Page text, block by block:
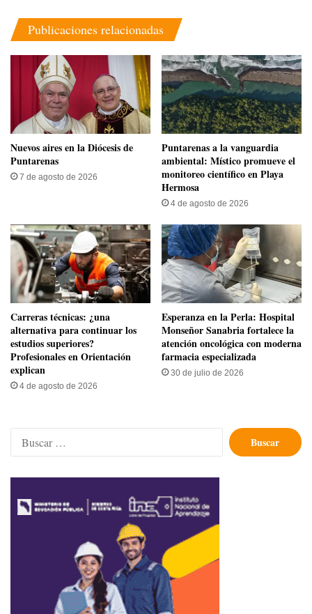
Publicaciones relacionadas
​Nuevos aires en la Diócesis de
Puntarenas
7 de agosto de 2026
​Puntarenas a la vanguardia
ambiental: Místico promueve el
monitoreo científico en Playa
Hermosa
4 de agosto de 2026
Carreras técnicas: ¿una
alternativa para continuar los
estudios superiores?
Profesionales en Orientación
explican
4 de agosto de 2026
​Esperanza en la Perla: Hospital
Monseñor Sanabria fortalece la
atención oncológica con moderna
farmacia especializada
30 de julio de 2026
Buscar: